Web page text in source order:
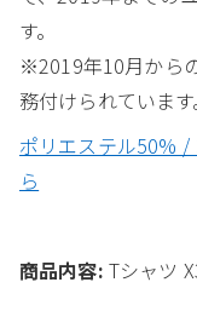
す。
※2019年10月から
務付けられています
ポリエステル50% /
ら
商品内容: Tシャツ